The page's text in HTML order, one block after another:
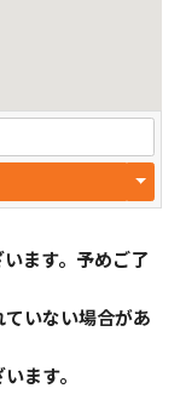
ます。予めご了
いない場合があ
ます。